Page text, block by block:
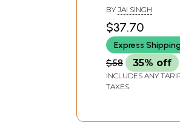
Indian Cinema
BY JAI SINGH
$37.70
Express
$58 35% off
INCLUDES ANY
TAXES